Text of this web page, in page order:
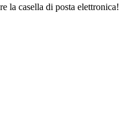
la casella di posta elettronica!